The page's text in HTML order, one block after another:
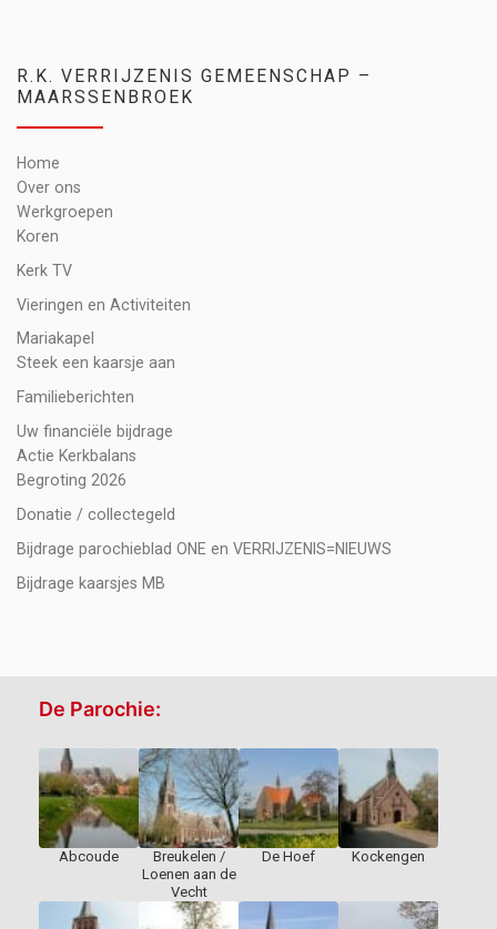
R.K. VERRIJZENIS GEMEENSCHAP –
MAARSSENBROEK
Home
Over ons
Werkgroepen
Koren
Kerk TV
Vieringen en Activiteiten
Mariakapel
Steek een kaarsje aan
Familieberichten
Uw financiële bijdrage
Actie Kerkbalans
Begroting 2026
Donatie / collectegeld
Bijdrage parochieblad ONE en VERRIJZENIS=NIEUWS
Bijdrage kaarsjes MB
De Parochie:
Abcoude
Breukelen /
Loenen aan de
Vecht
De Hoef Kockengen